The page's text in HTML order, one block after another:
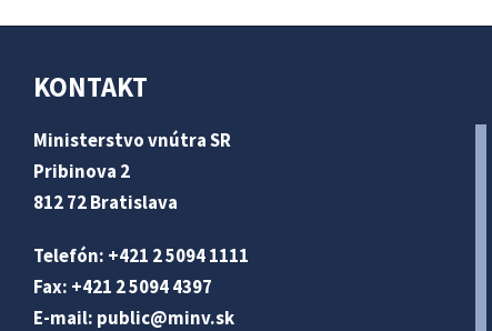
KONTAKT
Ministerstvo vnútra SR
Pribinova 2
812 72 Bratislava
Telefón: +421 2 5094 1111
Fax: +421 2 5094 4397
E-mail: public@minv.sk